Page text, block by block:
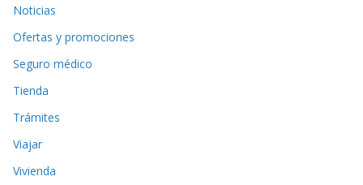
Noticias
Ofertas y promociones
Seguro médico
Tienda
Trámites
Viajar
Vivienda